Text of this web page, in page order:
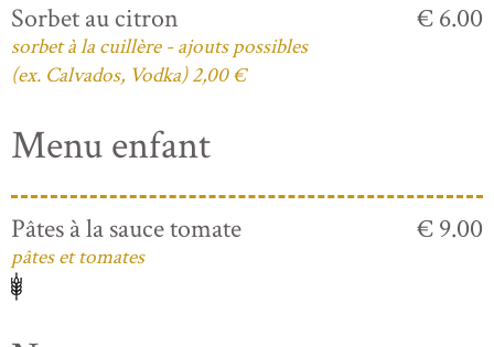
Sorbet au citron
sorbet à la cuillère - ajouts possibles
(ex. Calvados, Vodka) 2,00 €
€ 6.00
Menu enfant
Pâtes à la sauce tomate
pâtes et tomates
€ 9.00